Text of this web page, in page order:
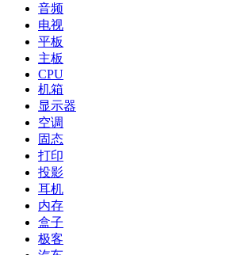
音频
电视
平板
主板
CPU
机箱
显示器
空调
固态
打印
投影
耳机
内存
盒子
极客